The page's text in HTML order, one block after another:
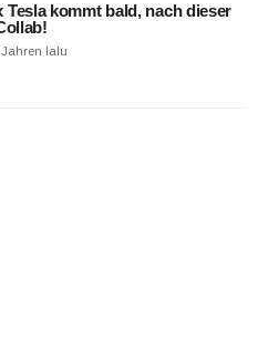
Tesla kommt bald, nach dieser
Jahren lalu